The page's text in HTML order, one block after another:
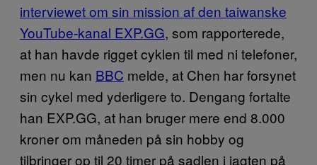
interviewet om sin mission af den taiwanske
YouTube-kanal EXP.GG, som rapporterede,
at han havde rigget cyklen til med ni telefoner,
men nu kan BBC melde, at Chen har forsynet
sin cykel med yderligere to. Dengang fortalte
han EXP.GG, at han bruger mere end 8.000
kroner om måneden på sin hobby og
tilbringer op til 20 timer på sadlen i jagten på